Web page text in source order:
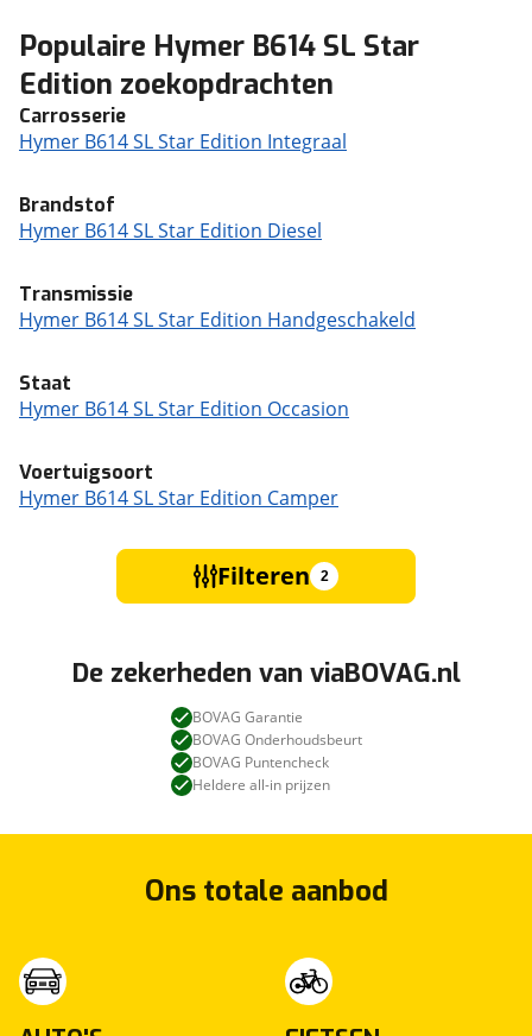
Populaire Hymer B614 SL Star
Edition zoekopdrachten
Carrosserie
Hymer B614 SL Star Edition Integraal
Brandstof
Hymer B614 SL Star Edition Diesel
Transmissie
Hymer B614 SL Star Edition Handgeschakeld
Staat
Hymer B614 SL Star Edition Occasion
Voertuigsoort
Hymer B614 SL Star Edition Camper
Filteren 2
De zekerheden van viaBOVAG.nl
BOVAG Garantie
BOVAG Onderhoudsbeurt
BOVAG Puntencheck
Heldere all-in prijzen
Ons totale aanbod